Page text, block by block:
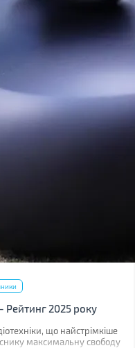
Рейтинг 2025 року
що найстрімкіше
максимальну свободу